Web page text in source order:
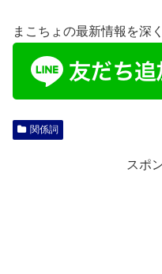
まこちょの最新情報を深
関係詞
スポ